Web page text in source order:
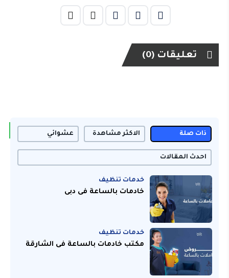
تعليقات (0)
ذات صلة الاكثر مشاهدة عشوائي
احدث المقالات
خدمات تنظيف
خادمات بالساعة فى دبى
خدمات تنظيف
مكتب خادمات بالساعة فى الشارقة